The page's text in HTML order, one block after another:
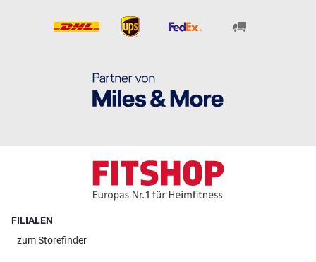
FILIALEN
zumStorefinder